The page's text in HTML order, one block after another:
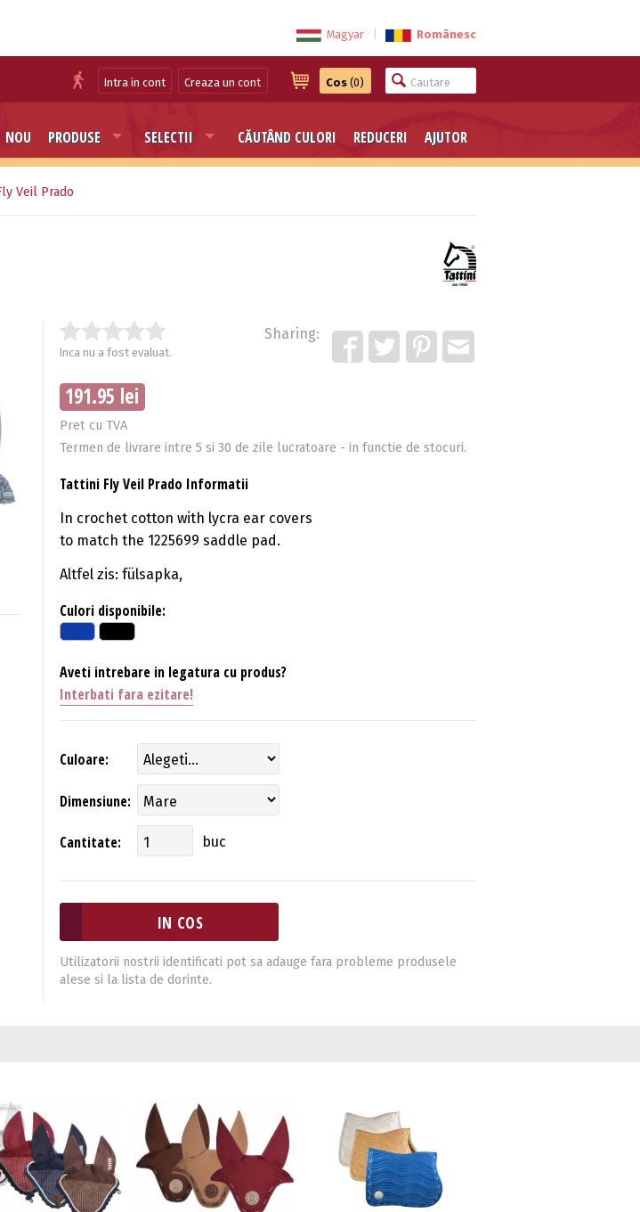
Magyar Românesc
Intra in cont Creaza un cont Cos (0)
NOU PRODUSE SELECTII CĂUTÂND CULORI REDUCERI AJUTOR
Veil Prado
Inca nu a fost evaluat.
Sharing:
191.95 lei
Pret cu TVA
Termen de livrare intre 5 si 30 de zile lucratoare - in functie de stocuri.
Tattini Fly Veil Prado Informatii
In crochet cotton with lycra ear covers
to match the 1225699 saddle pad.
Altfel zis: fülsapka,
Culori disponibile:
Aveti intrebare in legatura cu produs?
Interbati fara ezitare!
Culoare:
Dimensiune:
Cantitate: buc
Utilizatorii nostrii identificati pot sa adauge fara probleme produsele
alese si la lista de dorinte.